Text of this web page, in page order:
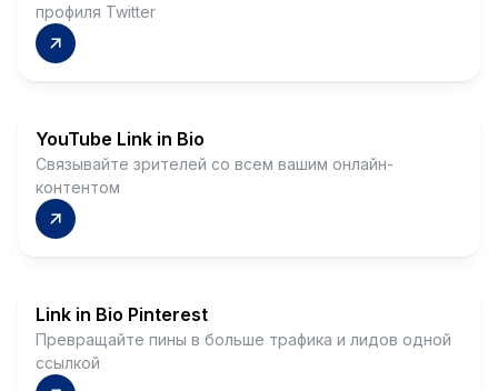
профиля Twitter
YouTube Link in Bio
Связывайте зрителей со всем вашим онлайн-
контентом
Link in Bio Pinterest
Превращайте пины в больше трафика и лидов одной
ссылкой